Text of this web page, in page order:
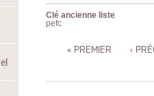
Clé ancienne liste
pefc
« PREMIER ‹